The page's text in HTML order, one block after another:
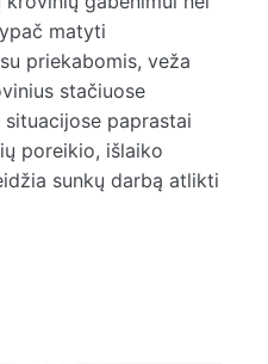
matyti
priekabomis, veža
stačiuose
paprastai
poreikio, išlaiko
sunkų darbą atlikti